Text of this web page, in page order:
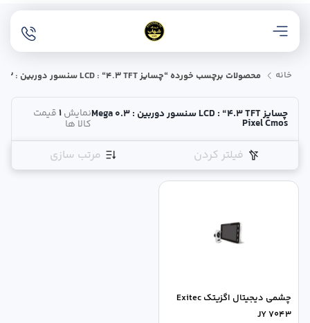
خانه محصولات برچسب خورده “چسایز LCD : “4.3 TFT سنسور دوربین : 0.3 Mega Pixel Cmos”
چسایز LCD : “4.3 TFT سنسور دوربین : 0.3 Mega
Pixel Cmos
نمایش1قیمت
کالا ها
فیلتر کردن مرتب سازی
چشمی دیجیتال اگزیتک Exitec
JY 7043